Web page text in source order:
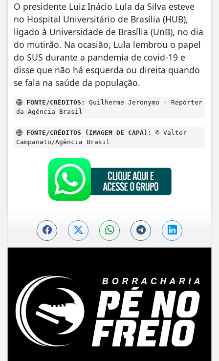
O presidente Luiz Inácio Lula da Silva esteve
no Hospital Universitário de Brasília (HUB),
ligado à Universidade de Brasília (UnB), no dia
do mutirão. Na ocasião, Lula lembrou o papel
do SUS durante a pandemia de covid-19 e
disse que não há esquerda ou direita quando
se fala na saúde da população.
FONTE/CRÉDITOS:
Guilherme Jeronymo - Repórter
da Agência Brasil
FONTE/CRÉDITOS (IMAGEM DE CAPA):
© Valter
Campanato/Agência Brasil